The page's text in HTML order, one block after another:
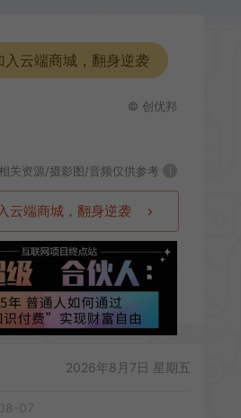
入云端商城，翻身逆袭
© 创优邦
关资源/摄影图/音频仅供参考 i
云端商城，翻身逆袭
2026年8月7日 星期五
07